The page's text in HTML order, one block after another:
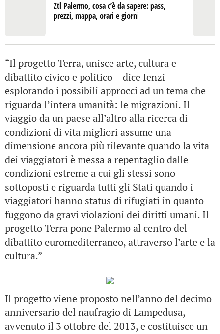
Ztl Palermo, cosa c’è da sapere: pass,
prezzi, mappa, orari e giorni
“Il progetto Terra, unisce arte, cultura e
dibattito civico e politico – dice Ienzi –
esplorando i possibili approcci ad un tema che
riguarda l’intera umanità: le migrazioni. Il
viaggio da un paese all’altro alla ricerca di
condizioni di vita migliori assume una
dimensione ancora più rilevante quando la vita
dei viaggiatori è messa a repentaglio dalle
condizioni estreme a cui gli stessi sono
sottoposti e riguarda tutti gli Stati quando i
viaggiatori hanno status di rifugiati in quanto
fuggono da gravi violazioni dei diritti umani. Il
progetto Terra pone Palermo al centro del
dibattito euromediterraneo, attraverso l’arte e la
cultura.”
Il progetto viene proposto nell’anno del decimo
anniversario del naufragio di Lampedusa,
avvenuto il 3 ottobre del 2013, e costituisce un